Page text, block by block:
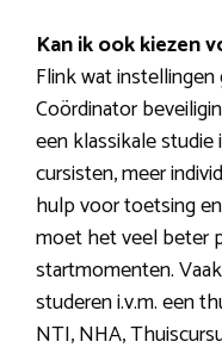
Kan ik ook kiezen
Flink wat
Coördinator
een klassikale studie
cursisten, meer
hulp voor toetsing
moet het veel beter
startmomenten.
studeren i.v.m. een
NTI, NHA,